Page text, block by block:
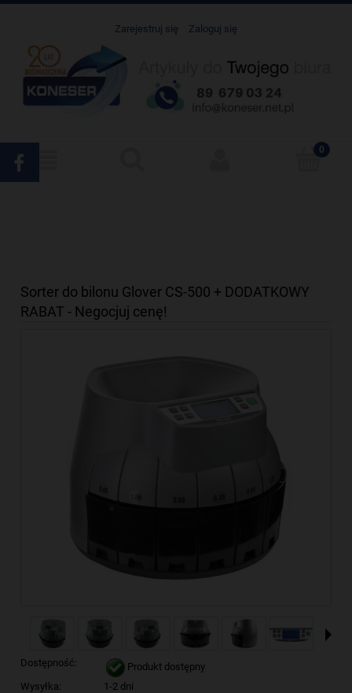
Zarejestruj się Zaloguj się
Sorter do bilonu Glover CS-500 + DODATKOWY
RABAT - Negocjuj cenę!
Dostępność:
Produkt dostępny
Wysyłka:
1-2 dni